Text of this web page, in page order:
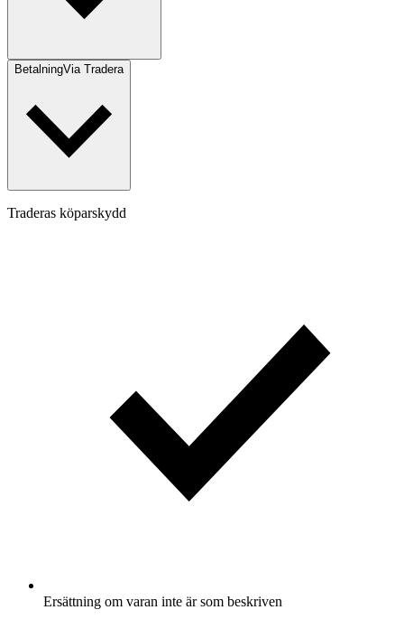
BetalningVia Tradera
Traderas köparskydd
Ersättning om varan inte är som beskriven